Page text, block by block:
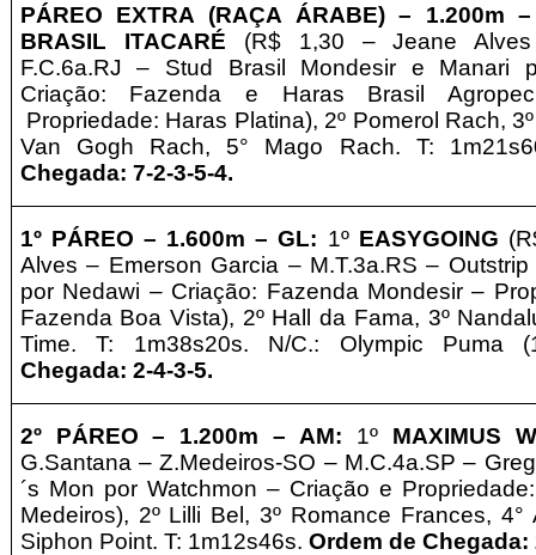
PÁREO EXTRA (RAÇA ÁRABE) – 1.200m
BRASIL ITACARÉ (R$ 1,30 – Jeane
F.C.6a.RJ – Stud Brasil Mondesir e Manari
Criação: Fazenda e Haras Brasil
Propriedade: Haras Platina), 2º Pomerol Rach,
Van Gogh Rach, 5° Mago Rach. T:
Chegada: 7-2-3-5-4.
1º PÁREO – 1.600m – GL: 1º EASYGOING
Alves – Emerson Garcia – M.T.3a.RS –
por Nedawi – Criação: Fazenda Mondesir–
Fazenda Boa Vista), 2º Hall da Fama, 3º
Time. T: 1m38s20s. N/C.: Olympic Puma
Chegada: 2-4-3-5.
2º PÁREO – 1.200m – AM: 1º MAXIMUS
G.Santana – Z.Medeiros-SO – M.C.4a.SP –
´s Mon por Watchmon – Criação e
Medeiros), 2º Lilli Bel, 3º Romance Frances, 4°
Siphon Point. T: 1m12s46s. Ordem de Chegada: